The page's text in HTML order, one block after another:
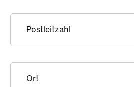
Postleitzahl
Ort